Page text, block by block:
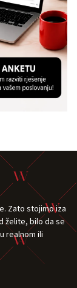
Zato stojimo iza
želite, bilo da se
realnom ili